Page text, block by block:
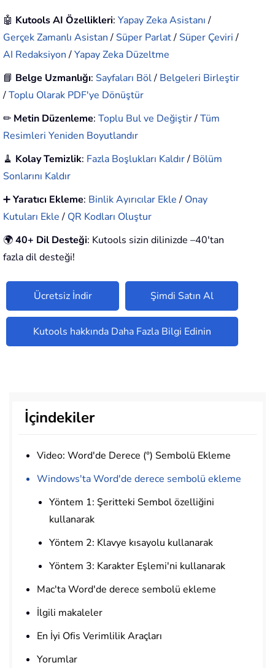
🤖 Kutools AI Özellikleri: Yapay Zeka Asistanı/
Gerçek Zamanlı Asistan/ Süper Parlat/ Süper Çeviri/
AI Redaksiyon/Yapay Zeka Düzeltme
📘 Belge Uzmanlığı: Sayfaları Böl/ Belgeleri Birleştir
/Toplu Olarak PDF'ye Dönüştür
✏ Metin Düzenleme: Toplu Bul ve Değiştir/Tüm
Resimleri Yeniden Boyutlandır
🧹 Kolay Temizlik: Fazla Boşlukları Kaldır/ Bölüm
Sonlarını Kaldır
➕Yaratıcı Ekleme: Binlik Ayırıcılar Ekle/ Onay
Kutuları Ekle/ QR Kodları Oluştur
🌍40+ Dil Desteği: Kutools sizin dilinizde –40'tan
fazla dil desteği!
Ücretsiz İndir Şimdi Satın Al
Kutools hakkında Daha Fazla Bilgi Edinin
İçindekiler
Video: Word'de Derece (°) Sembolü Ekleme
Windows'ta Word'de derece sembolü ekleme
Yöntem 1: Şeritteki Sembol özelliğini
kullanarak
Yöntem 2: Klavye kısayolu kullanarak
Yöntem 3: Karakter Eşlemi'ni kullanarak
Mac'ta Word'de derece sembolü ekleme
İlgili makaleler
En İyi Ofis Verimlilik Araçları
Yorumlar